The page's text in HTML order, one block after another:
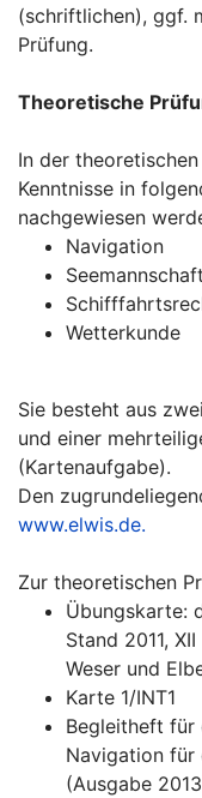
(schriftlichen), ggf.
Prüfung.
Theoretische
In der
Kenntnisse in
nachgewiesen
Navigation
Seemannschaft
Wetterkunde
Sie besteht aus
und einer
(Kartenaufgabe).
Den
www.elwis.de.
Zur theoretischen
Übungskarte:
Stand 2011,
Weser und
Karte 1/INT1
Begleitheft für
Navigation für
(Ausgabe